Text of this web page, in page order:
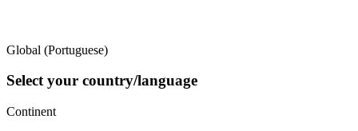
Global (Portuguese)
Select your country/language
Continent